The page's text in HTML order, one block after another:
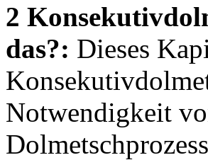
2
das?: Dieses
Notwendigkeit